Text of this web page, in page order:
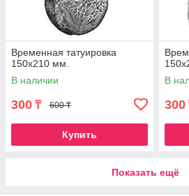
Временная татуировка
150х210 мм.
В наличии
300 ₸ 600 ₸
Купить
В
300
Показать ещё